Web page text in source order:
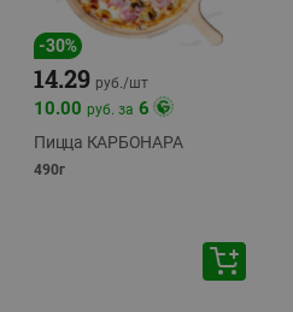
-30%
14.29 руб./шт
10.00 руб. за 6
Пицца КАРБОНАРА
490г